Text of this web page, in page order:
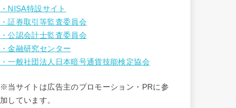
・NISA特設サイト
・証券取引等監査委員会
・公認会計士監査委員会
・金融研究センター
・一般社団法人日本暗号通貨技能検定協会
※当サイトは広告主のプロモーション・PRに参
加しています。